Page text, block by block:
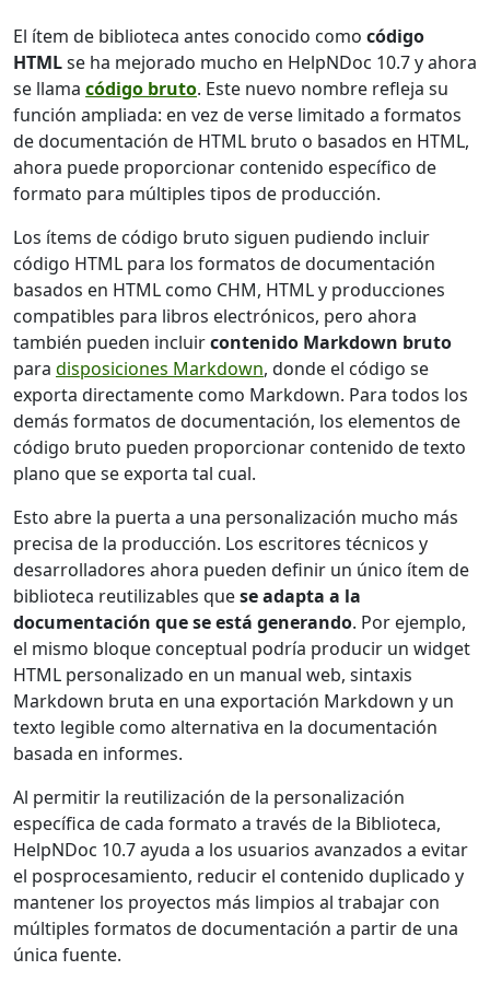
El ítem de biblioteca antes conocido como código
HTMLse ha mejorado mucho en HelpNDoc 10.7 y ahora
se llama código bruto. Este nuevo nombre refleja su
función ampliada: en vez de verse limitado a formatos
de documentación de HTML bruto o basados en HTML,
ahora puede proporcionar contenido específico de
formato para múltiples tipos de producción.
Los ítems de código bruto siguen pudiendo incluir
código HTML para los formatos de documentación
basados en HTML como CHM, HTML y producciones
compatibles para libros electrónicos, pero ahora
también pueden incluircontenido Markdown bruto
para disposiciones Markdown, donde el código se
exporta directamente como Markdown. Para todos los
demás formatos de documentación, los elementos de
código bruto pueden proporcionar contenido de texto
plano que se exporta tal cual.
Esto abre la puerta a una personalización mucho más
precisa de la producción. Los escritores técnicos y
desarrolladores ahora pueden definir un único ítem de
biblioteca reutilizables quese adapta a la
documentación que se está generando. Por ejemplo,
el mismo bloque conceptual podría producir un widget
HTML personalizado en un manual web, sintaxis
Markdown bruta en una exportación Markdown y un
texto legible como alternativa en la documentación
basada en informes.
Al permitir la reutilización de la personalización
específica de cada formato a través de la Biblioteca,
HelpNDoc 10.7 ayuda a los usuarios avanzados a evitar
el posprocesamiento, reducir el contenido duplicado y
mantener los proyectos más limpios al trabajar con
múltiples formatos de documentación a partir de una
única fuente.